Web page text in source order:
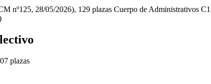
nº125, 28/05/2026), 129 plazas Cuerpo de Administrativos
plazas